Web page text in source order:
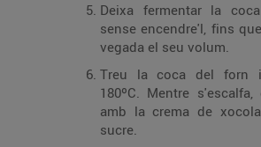
Deixa fermentar la
sense encendre'l, fins
vegada el seu volum.
Treu la coca del forn
180ºC. Mentre
amb la crema de
sucre.